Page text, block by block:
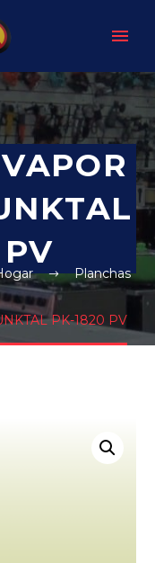
Planchas
PK-1820 PV